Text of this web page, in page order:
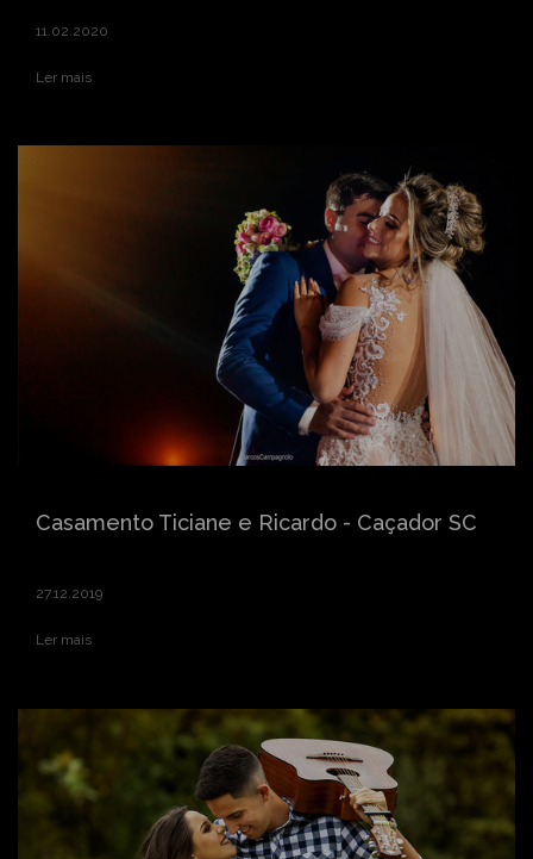
11.02.2020
Ler mais
Casamento Ticiane e Ricardo - Caçador SC
27.12.2019
Ler mais